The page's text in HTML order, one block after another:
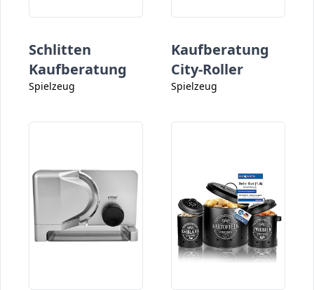
Schlitten
Kaufberatung
Spielzeug
Kaufberatung
City-Roller
Spielzeug